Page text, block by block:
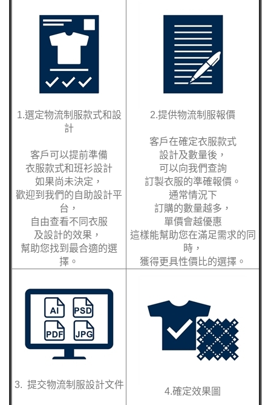
1.選定物流制服款式和設
計
客戶可以提前準備
衣服款式和班衫設計
如果尚未決定，
歡迎到我們的自助設計平
台，
自由查看不同衣服
及設計的效果，
幫助您找到最合適的選
擇。
2.提供物流制服報價
客戶在確定衣服款式
設計及數量後，
可以向我們查詢
訂製衣服的準確報價。
通常情況下
訂購的數量越多，
單價會越優惠
這樣能幫助您在滿足需求的同
時，
獲得更具性價比的選擇。
3. 提交物流制服設計文件
4.確定效果圖